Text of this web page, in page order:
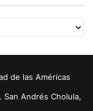
de las Américas
San Andrés Cholula,